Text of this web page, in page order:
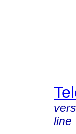
line